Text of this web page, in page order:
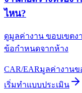
ไหน?
ดูมูลค่างาน ขอบเขตง
ข้อกำหนดจากห้าง
CAR/EARมูลค่างานข
เริ่มทำแบบประเมิน